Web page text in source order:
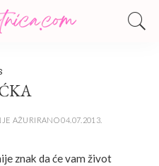
AŽURIRANO 04.07.2013.
znak da će vam život